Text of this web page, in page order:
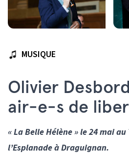
MUSIQUE
Olivier
air-e-s de
« La Belle Hélène » le 24 mai
l’Esplanade à Draguignan.